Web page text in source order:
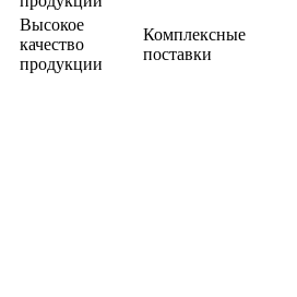
Высокое
качество
продукции
Комплексные
поставки